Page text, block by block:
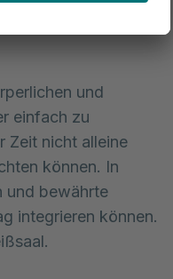
und
einfach zu
Zeit nicht alleine
können. In
und bewährte
integrieren können.